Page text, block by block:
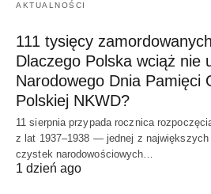
AKTUALNOŚCI
111 tysięcy
Dlaczego Polska wciąż nie
Narodowego Dnia Pamięci
Polskiej NKWD?
11 sierpnia przypada rocznica
z lat 1937–1938 — jednej z największych
czystek narodowościowych…
1 dzień ago